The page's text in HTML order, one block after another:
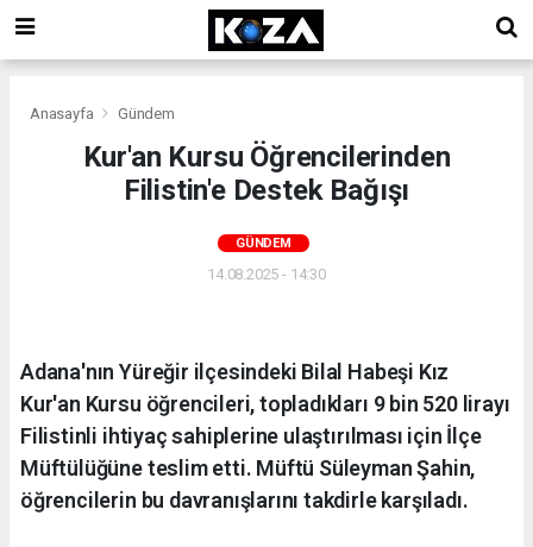
Anasayfa Gündem
Kur'an Kursu Öğrencilerinden
Filistin'e Destek Bağışı
GÜNDEM
14.08.2025 - 14:30
Adana'nın Yüreğir ilçesindeki Bilal Habeşi Kız
Kur'an Kursu öğrencileri, topladıkları 9 bin 520 lirayı
Filistinli ihtiyaç sahiplerine ulaştırılması için İlçe
Müftülüğüne teslim etti. Müftü Süleyman Şahin,
öğrencilerin bu davranışlarını takdirle karşıladı.